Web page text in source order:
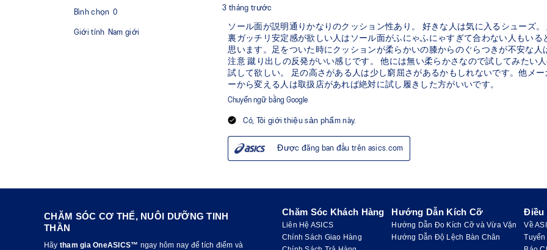
CHĂM SÓC CƠ THỂ, NUÔI DƯỠNG TINH
THẦN
Hãy tham gia OneASICS™ ngay hôm nay để tích điểm và
Chăm Sóc Khách Hàng
Liên Hệ ASICS
Chính Sách Giao Hàng
Hướng Dẫn Kích Cỡ
Hướng Dẫn Đo Kích Cỡ và Vừa Vặn
Hướng Dẫn Độ Lệch Bàn Chân
Điều
Về
Tuyển